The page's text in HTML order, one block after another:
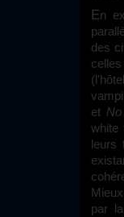
En excellents satiristes, les Coen dessinent des mondes en vase clos,
des
et
white
leurs
par